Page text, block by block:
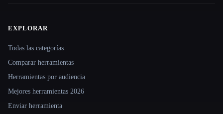
Site navigation
EXPLORAR
Todas las categorías
Comparar herramientas
Herramientas por audiencia
Mejores herramientas 2026
Enviar herramienta